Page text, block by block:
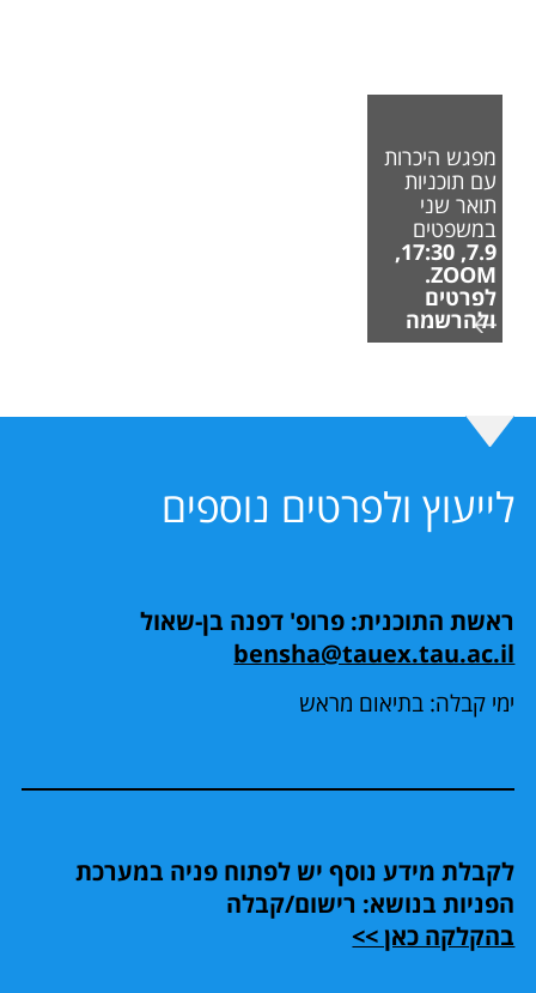
מפגש היכרות
עם תוכניות
תואר שני
במשפטים
7.9, 17:30,
ZOOM.
לפרטים
ולהרשמה
לייעוץ ולפרטים נוספים
ראשת התוכנית: פרופ' דפנה בן-שאול
bensha@tauex.tau.ac.il
ימי קבלה: בתיאום מראש
לקבלת מידע נוסף יש לפתוח פניה במערכת
הפניות בנושא: רישום/קבלה
בהקלקה כאן >>